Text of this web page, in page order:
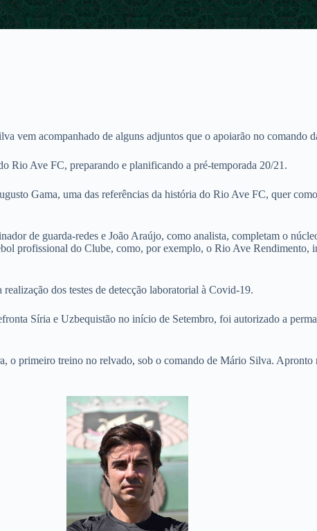
vem acompanhado de alguns adjuntos que o apoiarão no comando
Rio Ave FC, preparando e planificando a pré-temporada 20/21.
Gama, uma das referências da história do Rio Ave FC, quer
de guarda-redes e João Araújo, como analista, completam o
profissional do Clube, como, por exemplo, o Rio Ave Rendimento,
dos testes de detecção laboratorial à Covid-19.
Síria e Uzbequistão no início de Setembro, foi autorizado a
o primeiro treino no relvado, sob o comando de Mário Silva.